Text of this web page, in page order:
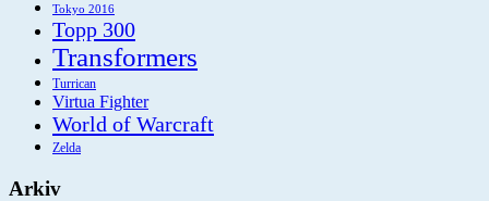
Tokyo 2016
Topp 300
Transformers
Turrican
Virtua Fighter
World of Warcraft
Zelda
Arkiv